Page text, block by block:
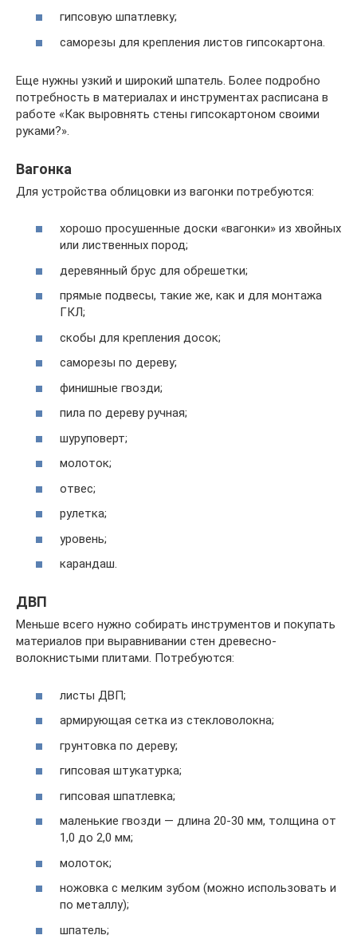
гипсовую шпатлевку;
саморезы для крепления листов гипсокартона.
Еще нужны узкий и широкий шпатель. Более подробно
потребность в материалах и инструментах расписана в
работе «Как выровнять стены гипсокартоном своими
руками?».
Вагонка
Для устройства облицовки из вагонки потребуются:
хорошо просушенные доски «вагонки» из хвойных
или лиственных пород;
деревянный брус для обрешетки;
прямые подвесы, такие же, как и для монтажа
ГКЛ;
скобы для крепления досок;
саморезы по дереву;
финишные гвозди;
пила по дереву ручная;
шуруповерт;
молоток;
отвес;
рулетка;
уровень;
карандаш.
ДВП
Меньше всего нужно собирать инструментов и покупать
материалов при выравнивании стен древесно-
волокнистыми плитами. Потребуются:
листы ДВП;
армирующая сетка из стекловолокна;
грунтовка по дереву;
гипсовая штукатурка;
гипсовая шпатлевка;
маленькие гвозди — длина 20-30 мм, толщина от
1,0 до 2,0 мм;
молоток;
ножовка с мелким зубом (можно использовать и
по металлу);
шпатель;